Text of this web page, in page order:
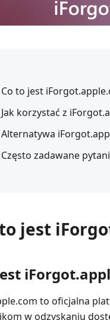
Co to jest
korzystać z
Alternatywa
zadawane
jest
to oficjalna
w odzyskaniu